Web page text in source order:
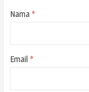
Nama *
Email *